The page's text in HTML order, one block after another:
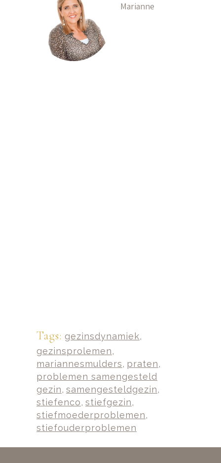
Marianne
Tags: gezinsdynamiek,
gezinsprolemen,
mariannesmulders, praten,
problemen samengesteld
gezin, samengesteldgezin,
stiefenco, stiefgezin,
stiefmoederproblemen,
stiefouderproblemen